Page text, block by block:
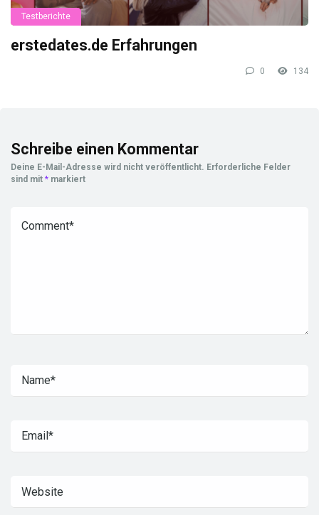
Testberichte
erstedates.de Erfahrungen
0 134
Schreibe einen Kommentar
Deine E-Mail-Adresse wird nicht veröffentlicht. Erforderliche Felder
sind mit * markiert